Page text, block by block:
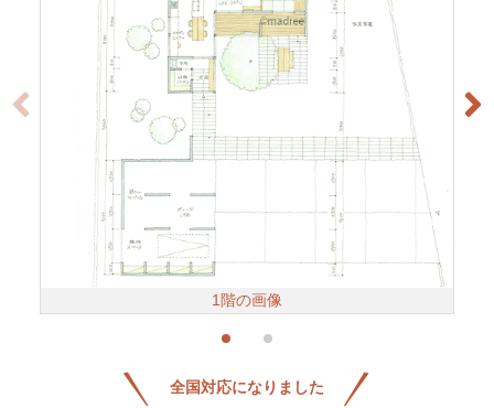
1階の画像
全国対応になりました